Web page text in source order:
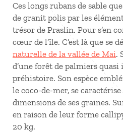
Ces longs rubans de sable
de granit polis par les
trésor de Praslin. Pour s’en
cœur de l’île. C’est là que se
naturelle de la vallée de Mai.
d’une forêt de palmiers quasi
préhistoire. Son espèce
le coco-de-mer, se
dimensions de ses graines.
en raison de leur forme
20 kg.